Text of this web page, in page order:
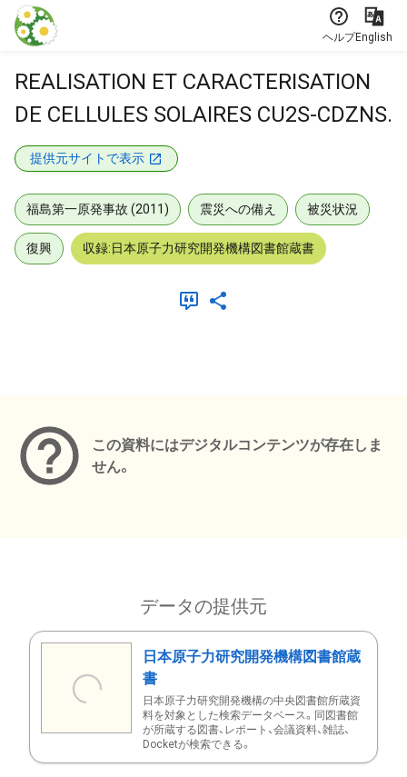
本文に飛ぶ
ヘルプEnglish
REALISATION ET CARACTERISATION
DE CELLULES SOLAIRES CU2S-CDZNS.
提供元サイトで表示
福島第一原発事故 (2011) 震災への備え 被災状況
復興 収録:日本原子力研究開発機構図書館蔵書
この資料にはデジタルコンテンツが存在しま
せん。
データの提供元
日本原子力研究開発機構図書館蔵
書
日本原子力研究開発機構の中央図書館所蔵資
料を対象とした検索データベース。同図書館
が所蔵する図書、レポート、会議資料、雑誌、
Docketが検索できる。